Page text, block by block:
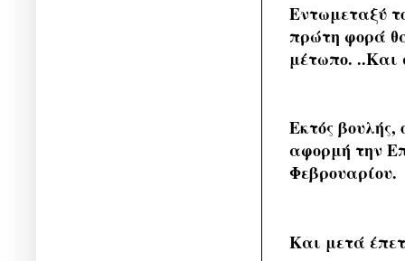
Εντωμεταξύ
πρώτη φορά
μέτωπο. ..Και
Εκτός βουλής,
αφορμή την
Φεβρουαρίου.
Και μετά